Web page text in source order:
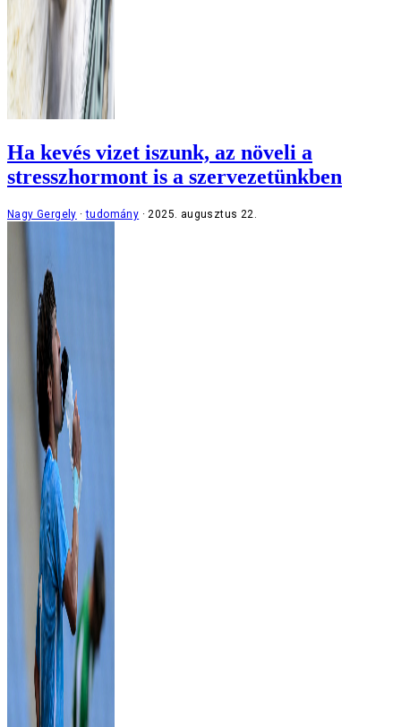
Ha kevés vizet iszunk, az növeli a
stresszhormont is a szervezetünkben
Nagy Gergely tudomány 2025. augusztus 22.